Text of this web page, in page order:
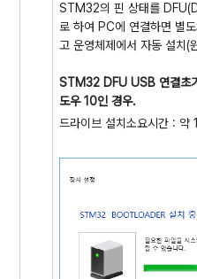
STM32의 핀 상태를
로 하여 PC에 연결하면 별
고 운영체제에서 자동 설치(
STM32 DFU USB 연결초
도우 10인 경우.
드라이브 설치소요시간 : 약